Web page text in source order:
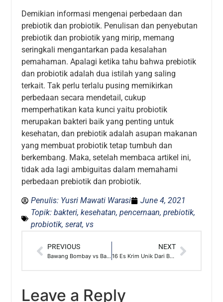
Demikian informasi mengenai perbedaan dan
prebiotik dan probiotik. Penulisan dan penyebutan
prebiotik dan probiotik yang mirip, memang
seringkali mengantarkan pada kesalahan
pemahaman. Apalagi ketika tahu bahwa prebiotik
dan probiotik adalah dua istilah yang saling
terkait. Tak perlu terlalu pusing memikirkan
perbedaan secara mendetail, cukup
memperhatikan kata kunci yaitu probiotik
merupakan bakteri baik yang penting untuk
kesehatan, dan prebiotik adalah asupan makanan
yang membuat probiotik tetap tumbuh dan
berkembang. Maka, setelah membaca artikel ini,
tidak ada lagi ambiguitas dalam memahami
perbedaan prebiotik dan probiotik.
Penulis: Yusri Mawati Warasi
June 4, 2021
Topik: bakteri,kesehatan,pencernaan,prebiotik,
probiotik,serat, vs
PREVIOUS
Bawang Bombay vs Bawang Merah, Apa Bedanya?
NEXT
16 Es Krim Unik Dari Berbagai Penjuru Dunia
Leave a Reply